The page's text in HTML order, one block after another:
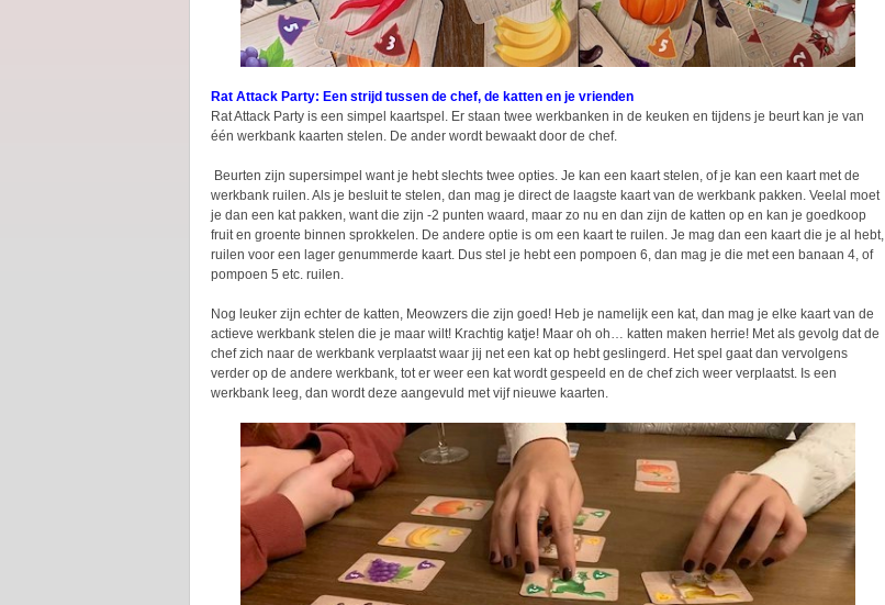
Rat Attack Party: Een strijd tussen de chef, de katten en je vrienden
Rat Attack Party is een simpel kaartspel. Er staan twee werkbanken in de keuken en tijdens je beurt kan je van
één werkbank kaarten stelen. De ander wordt bewaakt door de chef.
Beurten zijn supersimpel want je hebt slechts twee opties. Je kan een kaart stelen, of je kan een kaart met de
werkbank ruilen. Als je besluit te stelen, dan mag je direct de laagste kaart van de werkbank pakken. Veelal moet
je dan een kat pakken, want die zijn -2 punten waard, maar zo nu en dan zijn de katten op en kan je goedkoop
fruit en groente binnen sprokkelen. De andere optie is om een kaart te ruilen. Je mag dan een kaart die je al hebt,
ruilen voor een lager genummerde kaart. Dus stel je hebt een pompoen 6, dan mag je die met een banaan 4, of
pompoen 5 etc. ruilen.
Nog leuker zijn echter de katten, Meowzers die zijn goed! Heb je namelijk een kat, dan mag je elke kaart van de
actieve werkbank stelen die je maar wilt! Krachtig katje! Maar oh oh… katten maken herrie! Met als gevolg dat de
chef zich naar de werkbank verplaatst waar jij net een kat op hebt geslingerd. Het spel gaat dan vervolgens
verder op de andere werkbank, tot er weer een kat wordt gespeeld en de chef zich weer verplaatst. Is een
werkbank leeg, dan wordt deze aangevuld met vijf nieuwe kaarten.